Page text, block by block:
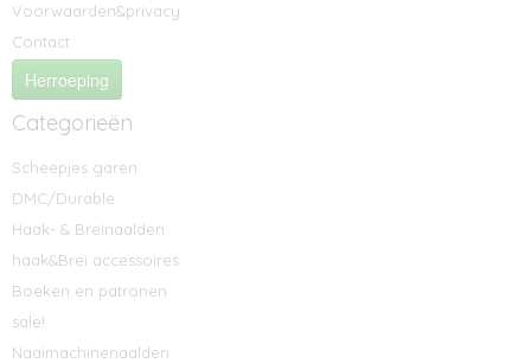
Voorwaarden&privacy
Contact
Herroeping
Categorieën
Scheepjes garen
DMC/Durable
Haak- & Breinaalden
haak&Brei accessoires
Boeken en patronen
sale!
Naaimachinenaalden